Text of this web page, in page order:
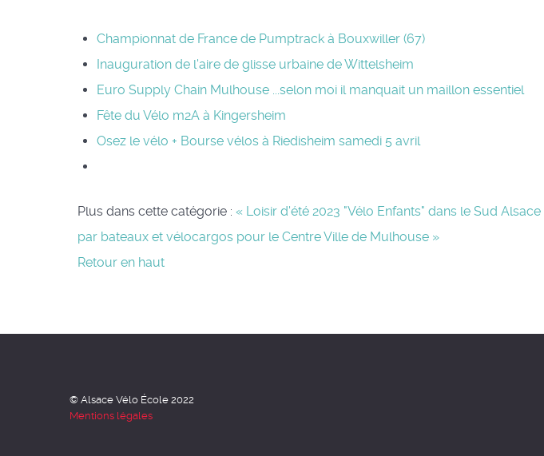
Championnat de France de Pumptrack à Bouxwiller (67)
Inauguration de l'aire de glisse urbaine de Wittelsheim
Euro Supply Chain Mulhouse ...selon moi il manquait un maillon essentiel
Fête du Vélo m2A à Kingersheim
Osez le vélo + Bourse vélos à Riedisheim samedi 5 avril
Plus dans cette catégorie : « Loisir d'été 2023 "Vélo Enfants" dans le Sud Alsace
par bateaux et vélocargos pour le Centre Ville de Mulhouse »
Retour en haut
© Alsace Vélo École 2022
Mentions légales